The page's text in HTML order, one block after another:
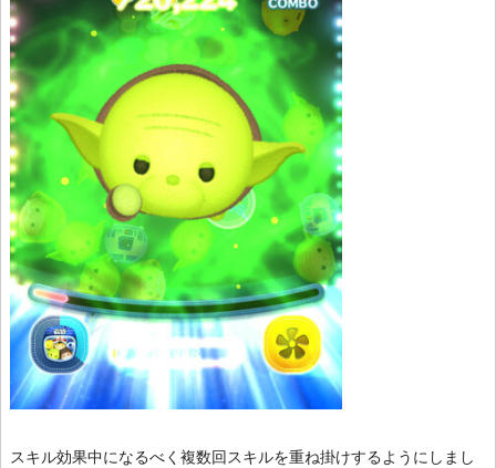
スキル効果中になるべく複数回スキルを重ね掛けするようにしまし